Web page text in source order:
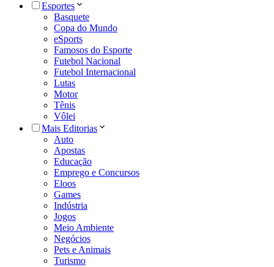
Esportes
Basquete
Copa do Mundo
eSports
Famosos do Esporte
Futebol Nacional
Futebol Internacional
Lutas
Motor
Tênis
Vôlei
Mais Editorias
Auto
Apostas
Educação
Emprego e Concursos
Eloos
Games
Indústria
Jogos
Meio Ambiente
Negócios
Pets e Animais
Turismo